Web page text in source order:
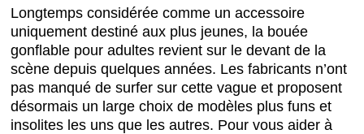
Longtemps considérée comme un accessoire
uniquement destiné aux plus jeunes, la bouée
gonflable pour adultes revient sur le devant de la
scène depuis quelques années. Les fabricants n’ont
pas manqué de surfer sur cette vague et proposent
désormais un large choix de modèles plus funs et
insolites les uns que les autres. Pour vous aider à